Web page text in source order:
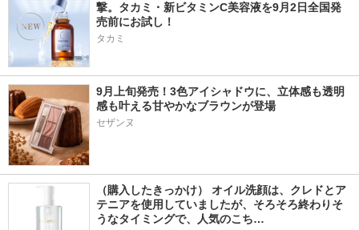
撃。タカミ・新ビタミンC美容液を9月2日全国発
売前にお試し！
タカミ
9月上旬発売！3色アイシャドウに、立体感も透明
感も叶える甘やかなブラウンが登場
（購入したきっかけ） オイル洗顔は、クレドとア
テニアを使用していましたが、そろそろ終わりそ
うなタイミングで、人気のこち…